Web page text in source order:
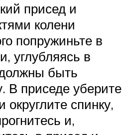
присед и
колени
попружиньте в
углубляясь в
быть
В приседе уберите
округлите спинку,
и,